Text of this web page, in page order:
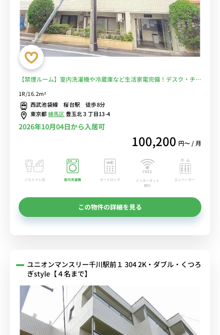
【禁煙ルーム】室内洗濯機や冷蔵庫など生活家電完備！デスク・チェ
深夜1時まで営業のスーパー・西友があり仕事帰りの買い物にも便利
■選べるWi-Fi格安レンタル中！
1R/16.2m²
西武池袋線 桜台駅 徒歩8分
東京都練馬区豊玉北３丁目13-4
2026年10月04日から入居可
100,200 円〜 / 月
バストイレ別 室内洗濯機 オートロック
インターネット
無料
エレベーター
この物件の詳細を見る
ユニオンマンスリー千川駅前１ 304 2K・ダブル・くつろ
ぎstyle【４名まで】